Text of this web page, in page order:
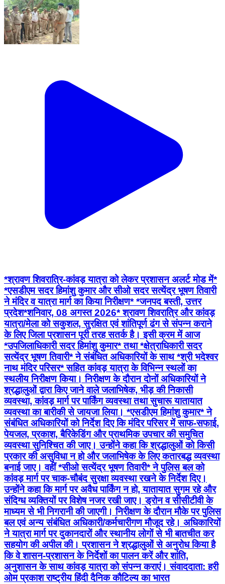
*श्रावण शिवरात्रि-कांवड़ यात्रा को लेकर प्रशासन अलर्ट मोड में*
*एसडीएम सदर हिमांशु कुमार और सीओ सदर सत्येंद्र भूषण तिवारी
ने मंदिर व यात्रा मार्ग का किया निरीक्षण* *जनपद बस्ती, उत्तर
प्रदेश*शनिवार, 08 अगस्त 2026* श्रावण शिवरात्रि और कांवड़
यात्रा/मेला को सकुशल, सुरक्षित एवं शांतिपूर्ण ढंग से संपन्न कराने
के लिए जिला प्रशासन पूरी तरह सतर्क है। इसी क्रम में आज
*उपजिलाधिकारी सदर हिमांशु कुमार* तथा *क्षेत्राधिकारी सदर
सत्येंद्र भूषण तिवारी* ने संबंधित अधिकारियों के साथ *श्री भदेश्वर
नाथ मंदिर परिसर* सहित कांवड़ यात्रा के विभिन्न स्थलों का
स्थलीय निरीक्षण किया। निरीक्षण के दौरान दोनों अधिकारियों ने
श्रद्धालुओं द्वारा किए जाने वाले जलाभिषेक, भीड़ की निकासी
व्यवस्था, कांवड़ मार्ग पर पार्किंग व्यवस्था तथा सुचारू यातायात
व्यवस्था का बारीकी से जायजा लिया। *एसडीएम हिमांशु कुमार* ने
संबंधित अधिकारियों को निर्देश दिए कि मंदिर परिसर में साफ-सफाई,
पेयजल, प्रकाश, बैरिकेडिंग और प्राथमिक उपचार की समुचित
व्यवस्था सुनिश्चित की जाए। उन्होंने कहा कि श्रद्धालुओं को किसी
प्रकार की असुविधा न हो और जलाभिषेक के लिए कतारबद्ध व्यवस्था
बनाई जाए। वहीं *सीओ सत्येंद्र भूषण तिवारी* ने पुलिस बल को
कांवड़ मार्ग पर चाक-चौबंद सुरक्षा व्यवस्था रखने के निर्देश दिए।
उन्होंने कहा कि मार्ग पर अवैध पार्किंग न हो, यातायात सुगम रहे और
संदिग्ध व्यक्तियों पर विशेष नजर रखी जाए। ड्रोन व सीसीटीवी के
माध्यम से भी निगरानी की जाएगी। निरीक्षण के दौरान मौके पर पुलिस
बल एवं अन्य संबंधित अधिकारी/कर्मचारीगण मौजूद रहे। अधिकारियों
ने यात्रा मार्ग पर दुकानदारों और स्थानीय लोगों से भी बातचीत कर
सहयोग की अपील की। प्रशासन ने श्रद्धालुओं से अनुरोध किया है
कि वे शासन-प्रशासन के निर्देशों का पालन करें और शांति,
अनुशासन के साथ कांवड़ यात्रा को संपन्न कराएं। संवाददाता: हरी
ओम प्रकाश राष्ट्रीय हिंदी दैनिक कौटिल्य का भारत